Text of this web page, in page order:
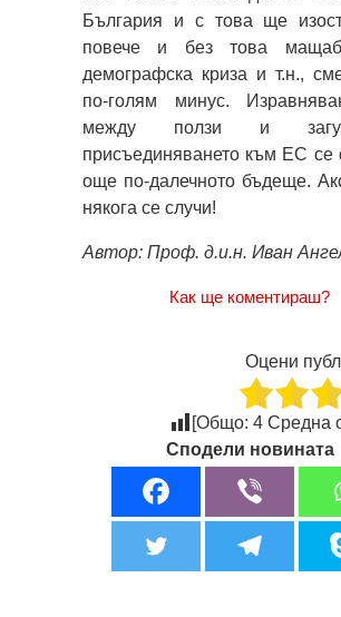
България и с това ще
повече и без това
демографска криза и т.н.,
по-голям минус.
между ползи и
присъединяването към ЕС се
още по-далечното бъдеще.
някога се случи!
Автор: Проф. д.и.н. Иван
Как ще коментираш?
Оцени
[Общо: 4 Средна
Сподели новината